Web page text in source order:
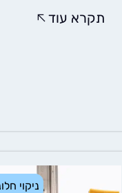
תקרא עוד
ניקוי